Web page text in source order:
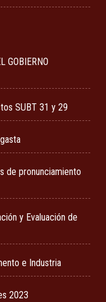
GOBIERNO
SUBT 31 y 29
de pronunciamiento
y Evaluación de
e Industria
2023